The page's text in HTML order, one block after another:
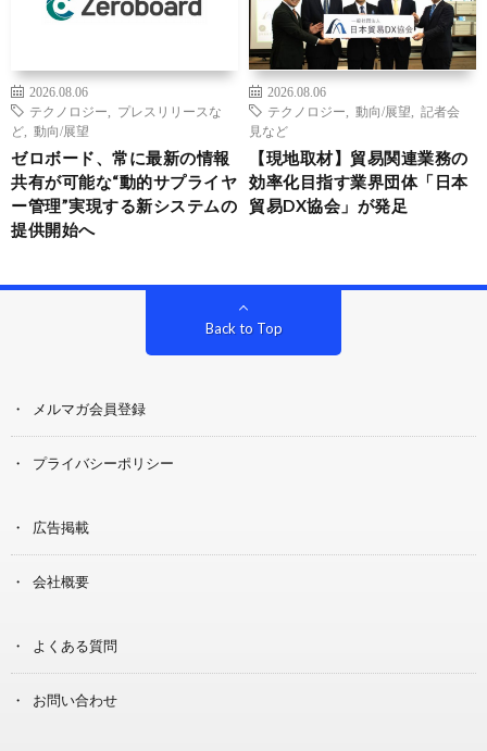
2026.08.06
テクノロジー
プレスリリースな
ど
動向/展望
ゼロボード、常に最新の情報
共有が可能な“動的サプライヤ
ー管理”実現する新システムの
提供開始へ
2026.08.06
テクノロジー
動向/展望
記者会
見など
【現地取材】貿易関連業務の
効率化目指す業界団体「日本
貿易DX協会」が発足
Back to Top
メルマガ会員登録
プライバシーポリシー
広告掲載
会社概要
よくある質問
お問い合わせ